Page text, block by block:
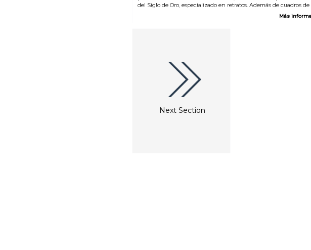
del Siglo de Oro, especializado en retratos. Además de cuadros de
el museo cuenta con obras de sus predecesores y sus
cultura. Los pintores de la Edad de Oro se concentraron en temas
cotidianos: paisajes, escenas de género, retratos, bodegones y
Más
Next Section